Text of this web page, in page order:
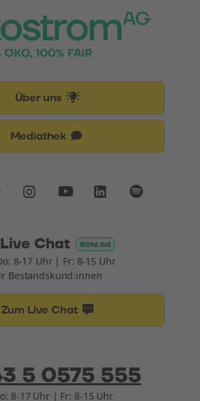
Über uns
Mediathek
Live Chat ONLINE
8-17 Uhr | Fr: 8-15 Uhr
Bestandskund:innen
Zum Live Chat
5 0575 555
8-17 Uhr | Fr: 8-15 Uhr